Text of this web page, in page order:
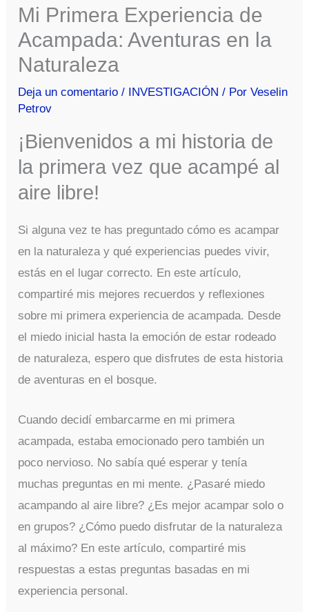
Mi Primera Experiencia de
Acampada: Aventuras en la
Naturaleza
Deja un comentario / INVESTIGACIÓN / PorVeselin
Petrov
¡Bienvenidos a mi historia de
la primera vez que acampé al
aire libre!
Si alguna vez te has preguntado cómo es acampar
en la naturaleza y qué experiencias puedes vivir,
estás en el lugar correcto. En este artículo,
compartiré mis mejores recuerdos y reflexiones
sobre mi primera experiencia de acampada. Desde
el miedo inicial hasta la emoción de estar rodeado
de naturaleza, espero que disfrutes de esta historia
de aventuras en el bosque.
Cuando decidí embarcarme en mi primera
acampada, estaba emocionado pero también un
poco nervioso. No sabía qué esperar y tenía
muchas preguntas en mi mente. ¿Pasaré miedo
acampando al aire libre? ¿Es mejor acampar solo o
en grupos? ¿Cómo puedo disfrutar de la naturaleza
al máximo? En este artículo, compartiré mis
respuestas a estas preguntas basadas en mi
experiencia personal.